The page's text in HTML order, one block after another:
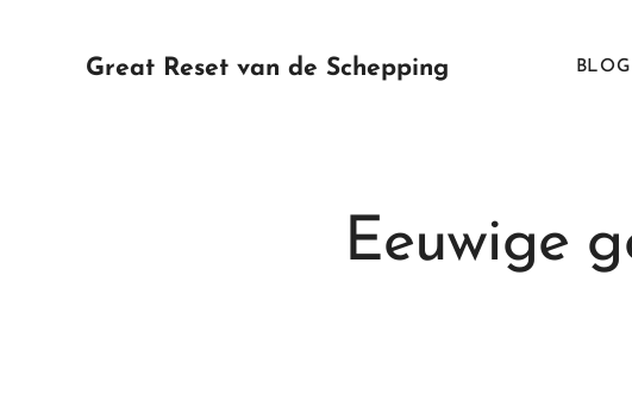
Great Reset van de Schepping BLOG
Eeuwige